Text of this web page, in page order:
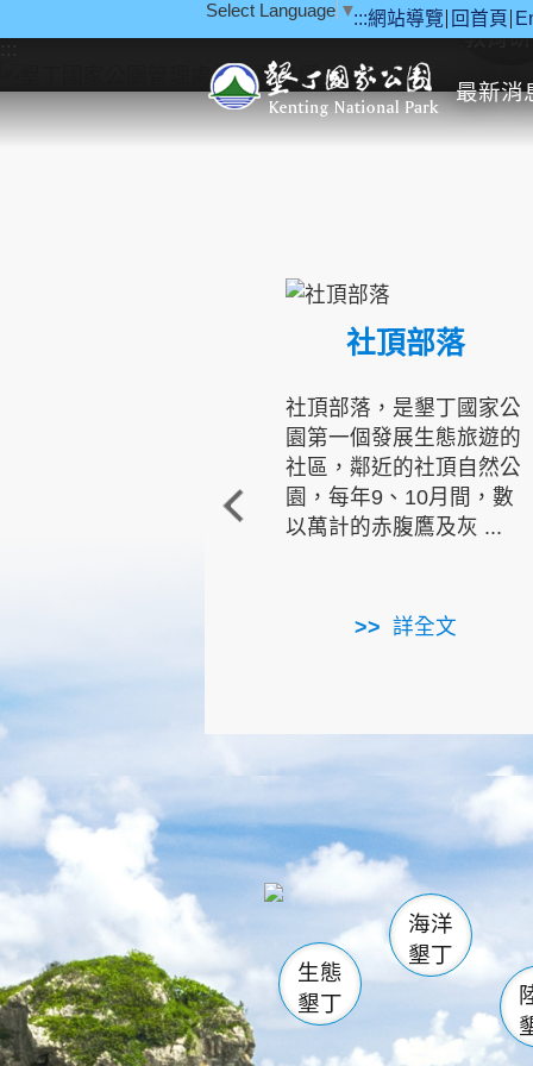
:::網站導覽 回首頁
Select Language ▼
最新消
::: 教育
社頂部落
社頂部落，是墾丁國家公
園第一個發展生態旅遊的
社區，鄰近的社頂自然公
園，每年9、10月間，數
以萬計的赤腹鷹及灰 ...
詳全文
龜山 海生館
恆春
龍鑾潭自
瓊麻館
關山
白砂
生態
墾丁
海洋
墾丁